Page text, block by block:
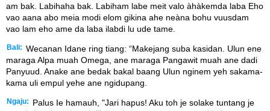
am bak. Labihaha bak. Labiham labe meit valo àhàkemda laba Eho
vao aana abo meia modi elom gikina ahe neàna bohu vuusdam
vao lam eho ame da laba ilabdi lu ude tame.
Bali: Wecanan Idane ring tiang: “Makejang suba kasidan. Ulun ene
maraga Alpa muah Omega, ane maraga Pangawit muah ane dadi
Panyuud. Anake ane bedak bakal baang Ulun nginem yeh sakama-
kama uli empul yehe ane ngidupang.
Ngaju:
Palus Ie hamauh, "Jari hapus! Aku toh je solake tuntang je